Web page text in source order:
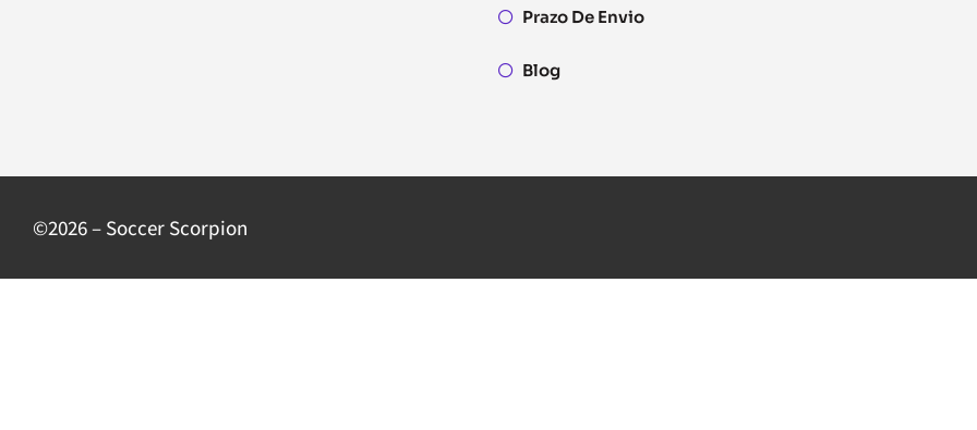
Prazo De Envio
Blog
©2026 – Soccer Scorpion